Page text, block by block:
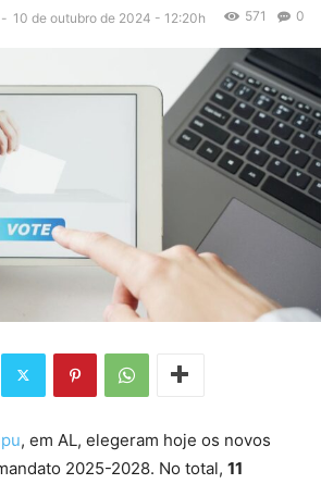
- 10 de outubro de 2024 - 12:20h 0
571
, em AL, elegeram hoje os novos
2025-2028. No total, 11